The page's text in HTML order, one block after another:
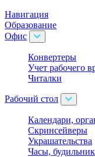
Навигация
Образование
Офис
Конвертеры
Учет рабочего
Читалки
Рабочий стол
Календари,
Скринсейверы
Украшательства
Часы,